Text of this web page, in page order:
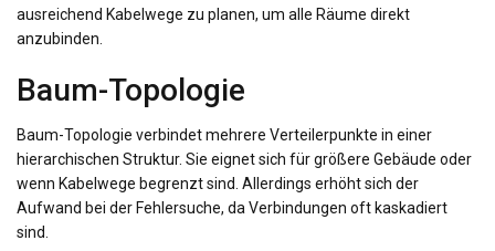
ausreichend Kabelwege zu planen, um alle Räume direkt
anzubinden.
Baum-Topologie
Baum-Topologie verbindet mehrere Verteilerpunkte in einer
hierarchischen Struktur. Sie eignet sich für größere Gebäude oder
wenn Kabelwege begrenzt sind. Allerdings erhöht sich der
Aufwand bei der Fehlersuche, da Verbindungen oft kaskadiert
sind.